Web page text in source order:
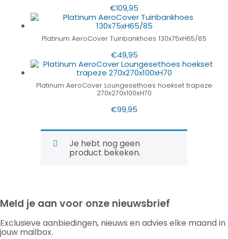
€109,95
Platinum AeroCover Tuinbankhoes 130x75xH65/85
€49,95
Platinum AeroCover Loungesethoes hoekset trapeze
270x270x100xH70
€99,95
Je hebt nog geen
product bekeken.
Meld je aan voor onze nieuwsbrief
Exclusieve aanbiedingen, nieuws en advies elke maand in
jouw mailbox.